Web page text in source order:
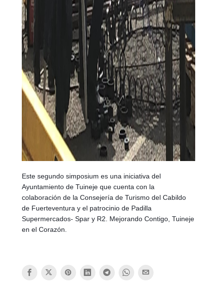
Este segundo simposium es una iniciativa del
Ayuntamiento de Tuineje que cuenta con la
colaboración de la Consejería de Turismo del Cabildo
de Fuerteventura y el patrocinio de Padilla
Supermercados- Spar y R2. Mejorando Contigo, Tuineje
en el Corazón.